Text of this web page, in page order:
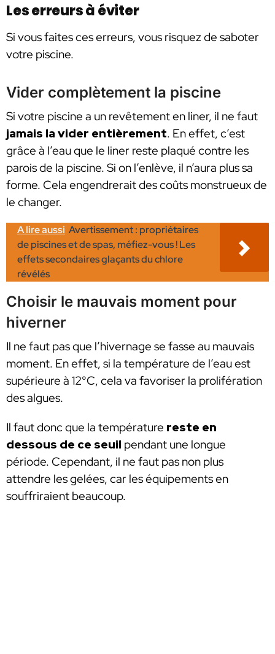
Les erreurs à éviter
Si vous faites ces erreurs, vous risquez de saboter
votre piscine.
Vider complètement la piscine
Si votre piscine a un revêtement en liner, il ne faut
jamais la vider entièrement. En effet, c’est
grâce à l’eau que le liner reste plaqué contre les
parois de la piscine. Si on l’enlève, il n’aura plus sa
forme. Cela engendrerait des coûts monstrueux de
le changer.
A lire aussi Avertissement : propriétaires
de piscines et de spas, méfiez-vous ! Les
effets secondaires glaçants du chlore
révélés
Choisir le mauvais moment pour
hiverner
Il ne faut pas que l’hivernage se fasse au mauvais
moment. En effet, si la température de l’eau est
supérieure à 12°C, cela va favoriser la prolifération
des algues.
Il faut donc que la température reste en
dessous de ce seuil pendant une longue
période. Cependant, il ne faut pas non plus
attendre les gelées, car les équipements en
souffriraient beaucoup.